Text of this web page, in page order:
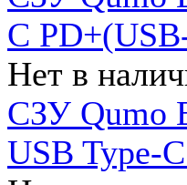
C
Нет в
СЗУ Qumo
USB Type-